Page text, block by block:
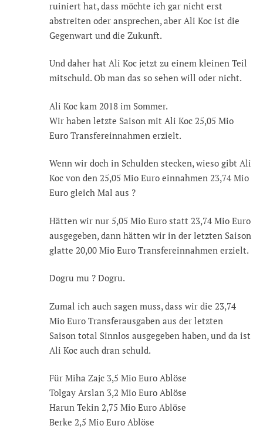
ruiniert hat, dass möchte ich gar nicht erst
abstreiten oder ansprechen, aber Ali Koc ist die
Gegenwart und die Zukunft.
Und daher hat Ali Koc jetzt zu einem kleinen Teil
mitschuld. Ob man das so sehen will oder nicht.
Ali Koc kam 2018 im Sommer.
Wir haben letzte Saison mit Ali Koc 25,05 Mio
Euro Transfereinnahmen erzielt.
Wenn wir doch in Schulden stecken, wieso gibt Ali
Koc von den 25,05 Mio Euro einnahmen 23,74 Mio
Euro gleich Mal aus ?
Hätten wir nur 5,05 Mio Euro statt 23,74 Mio Euro
ausgegeben, dann hätten wir in der letzten Saison
glatte 20,00 Mio Euro Transfereinnahmen erzielt.
Dogru mu ? Dogru.
Zumal ich auch sagen muss, dass wir die 23,74
Mio Euro Transferausgaben aus der letzten
Saison total Sinnlos ausgegeben haben, und da ist
Ali Koc auch dran schuld.
Für Miha Zajc 3,5 Mio Euro Ablöse
Tolgay Arslan 3,2 Mio Euro Ablöse
Harun Tekin 2,75 Mio Euro Ablöse
Berke 2,5 Mio Euro Ablöse